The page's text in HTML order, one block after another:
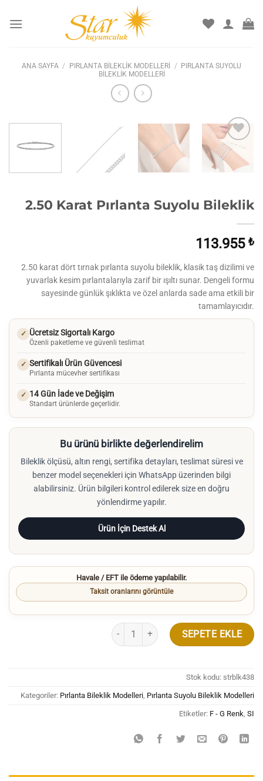
atla
ANA SAYFA / PIRLANTA BILEKLIK MODELLERI /
PIRLANTA SUYOLU
BILEKLIK MODELLERI
İstek
2.50 Karat Pırlanta Suyolu Bileklik
113.955 ₺
2.50 karat dört tırnak pırlanta suyolu bileklik, klasik taş dizilimi ve
yuvarlak kesim pırlantalarıyla zarif bir ışıltı sunar. Dengeli formu
sayesinde günlük şıklıkta ve özel anlarda sade ama etkili bir
tamamlayıcıdır.
✓ Ücretsiz Sigortalı Kargo
Özenli paketleme ve güvenli teslimat
✓ Sertifikalı Ürün Güvencesi
Pırlanta mücevher sertifikası
✓ 14 Gün İade ve Değişim
Standart ürünlerde geçerlidir.
Bu ürünü birlikte değerlendirelim
Bileklik ölçüsü, altın rengi, sertifika detayları, teslimat süresi ve
benzer model seçenekleri için WhatsApp üzerinden bilgi
alabilirsiniz. Ürün bilgileri kontrol edilerek size en doğru
yönlendirme yapılır.
Ürün İçin Destek Al
Havale / EFT ile ödeme yapılabilir.
Taksit oranlarını görüntüle
2.50 Karat Pırlanta Suyolu Bileklik adet
SEPETE EKLE
Stok kodu: strblk438
Kategoriler: Pırlanta Bileklik Modelleri Pırlanta Suyolu Bileklik Modelleri
Etiketler: F - G Renk SI